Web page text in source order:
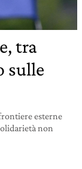
tra
sulle
esterne
non